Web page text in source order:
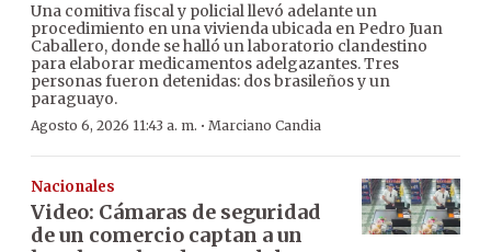
Una comitiva fiscal y policial llevó adelante un
procedimiento en una vivienda ubicada en Pedro Juan
Caballero, donde se halló un laboratorio clandestino
para elaborar medicamentos adelgazantes. Tres
personas fueron detenidas: dos brasileños y un
paraguayo.
Agosto 6, 2026 11:43 a. m. · Marciano Candia
Nacionales
Video: Cámaras de seguridad
de un comercio captan a un